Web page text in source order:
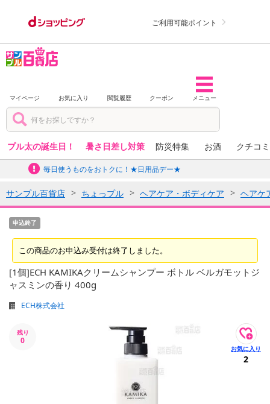
ご利用可能ポイント
マイページ お気に入り 閲覧履歴 クーポン メニュー
プル太の誕生日！ 暑さ日差し対策 防災特集 お酒 クチコ
毎日使うものをおトクに！★日用品デー★
サンプル百貨店 ちょっプル ヘアケア・ボディケア ヘアケ
申込終了
この商品のお申込み受付は終了しました。
[1個]ECH KAMIKAクリームシャンプー ボトル ベルガモットジ
ャスミンの香り 400g
ECH株式会社
残り
0
2